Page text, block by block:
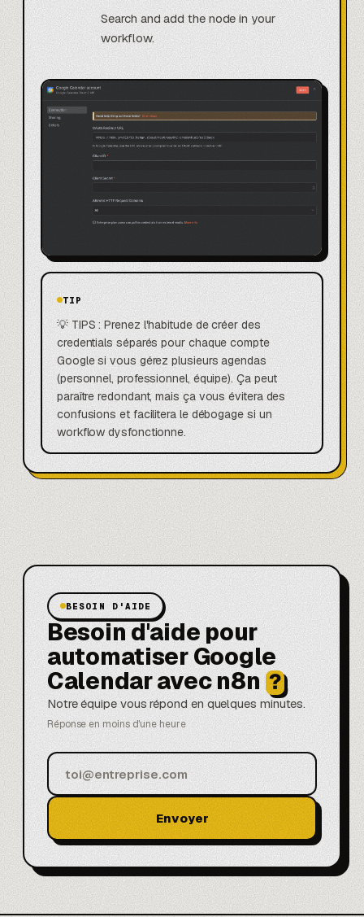
Search and add the node in your
workflow.
TIP
💡 TIPS : Prenez l'habitude de créer des
credentials séparés pour chaque compte
Google si vous gérez plusieurs agendas
(personnel, professionnel, équipe). Ça peut
paraître redondant, mais ça vous évitera des
confusions et facilitera le débogage si un
workflow dysfonctionne.
BESOIN D'AIDE
Besoin d'aide pour
automatiser Google
Calendar avec n8n ?
Notre équipe vous répond en quelques minutes.
Réponse en moins d'une heure
Envoyer